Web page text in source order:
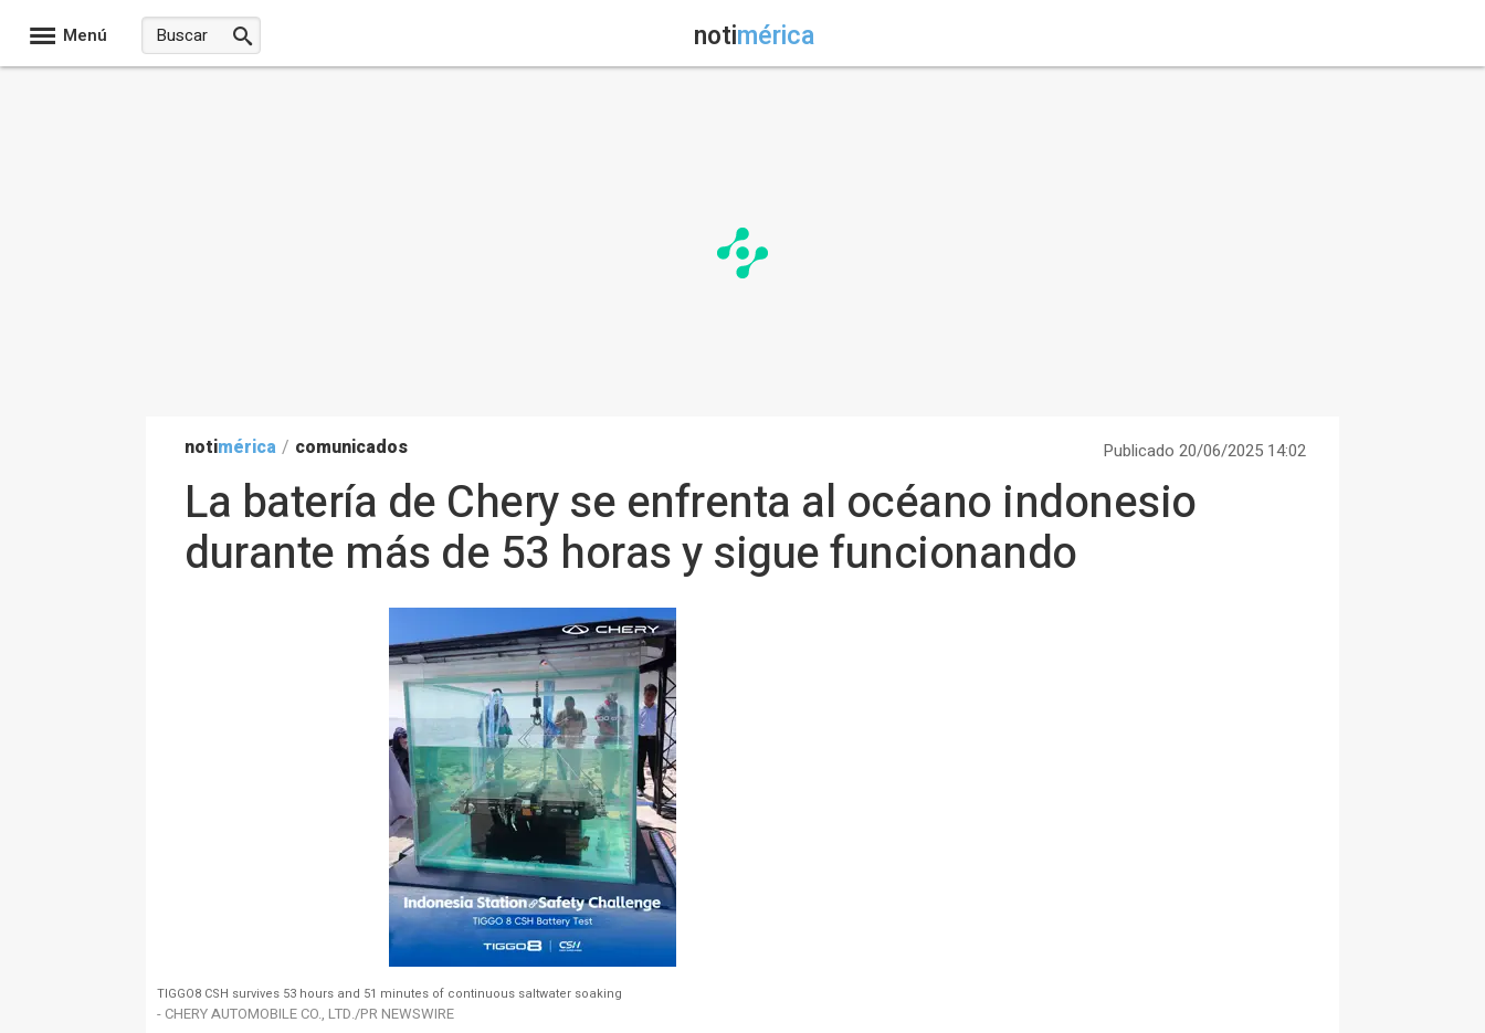
Menú notimérica
notimérica / comunicados Publicado 20/06/2025 14:02
La batería de Chery se enfrenta al océano indonesio
durante más de 53 horas y sigue funcionando
TIGGO8 CSH survives 53 hours and 51 minutes of continuous saltwater soaking
- CHERY AUTOMOBILE CO., LTD./PR NEWSWIRE